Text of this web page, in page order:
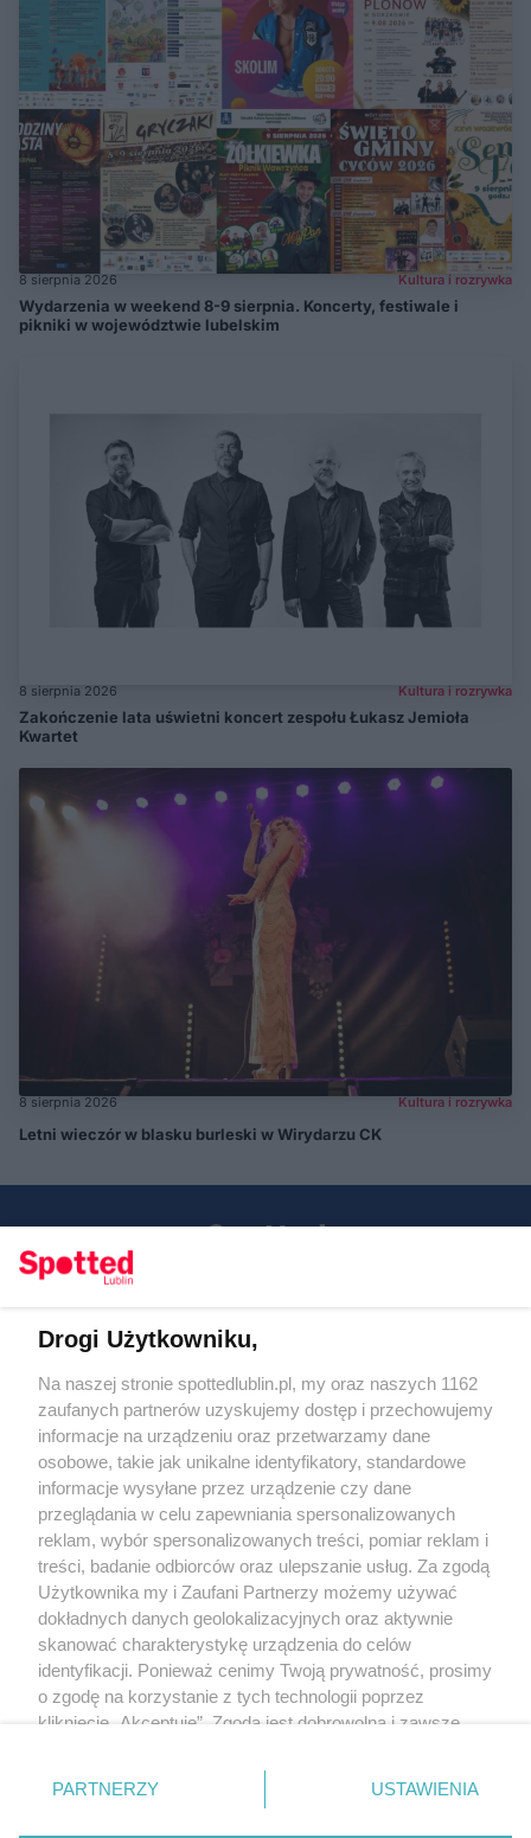
8 sierpnia 2026 Kultura i rozrywka
Wydarzenia w weekend 8-9 sierpnia. Koncerty, festiwale i
pikniki w województwie lubelskim
8 sierpnia 2026 Kultura i rozrywka
Zakończenie lata uświetni koncert zespołu Łukasz Jemioła
Kwartet
8 sierpnia 2026 Kultura i rozrywka
Letni wieczór w blasku burleski w Wirydarzu CK
KATEGORIE
OGŁOSZENIA
WYDARZENIA
NA SKRÓTY
Regulamin
Polityka prywatności
RODO
Warunki korzystania z treści
Drogi Użytkowniku,
Na naszej stronie spottedlublin.pl, my oraz naszych 1162
zaufanych partnerów uzyskujemy dostęp i przechowujemy
informacje na urządzeniu oraz przetwarzamy dane
osobowe, takie jak unikalne identyfikatory, standardowe
informacje wysyłane przez urządzenie czy dane
przeglądania w celu zapewniania spersonalizowanych
reklam, wybór spersonalizowanych treści, pomiar reklam i
treści, badanie odbiorców oraz ulepszanie usług. Za zgodą
Użytkownika my i Zaufani Partnerzy możemy używać
dokładnych danych geolokalizacyjnych oraz aktywnie
skanować charakterystykę urządzenia do celów
identyfikacji. Ponieważ cenimy Twoją prywatność, prosimy
o zgodę na korzystanie z tych technologii poprzez
kliknięcie „Akceptuję”. Zgoda jest dobrowolna i zawsze
prywatności znajdujący się w lewym dolnym rogu strony
. Niektóre rodzaje przetwarzania danych nie wymagają
zgody użytkownika, ale masz prawo sprzeciwić się
PARTNERZY USTAWIENIA